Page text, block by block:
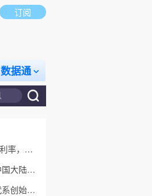
订阅
数据通
财经早知道｜部分银行房贷利率，降至“2字头
贝恩资本宣布收购贡茶 在中国大陆无法注册商标后退出市场
艾路明及多名股东被拘 当代系创始人因何此时被清算